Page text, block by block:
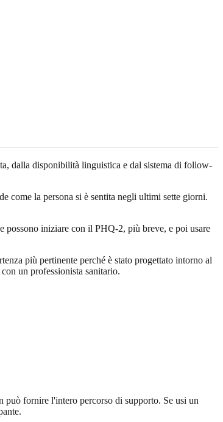
dalla disponibilità linguistica e dal sistema di follow-
come la persona si è sentita negli ultimi sette giorni.
possono iniziare con il PHQ-2, più breve, e poi usare
più pertinente perché è stato progettato intorno al
un professionista sanitario.
può fornire l'intero percorso di supporto. Se usi un